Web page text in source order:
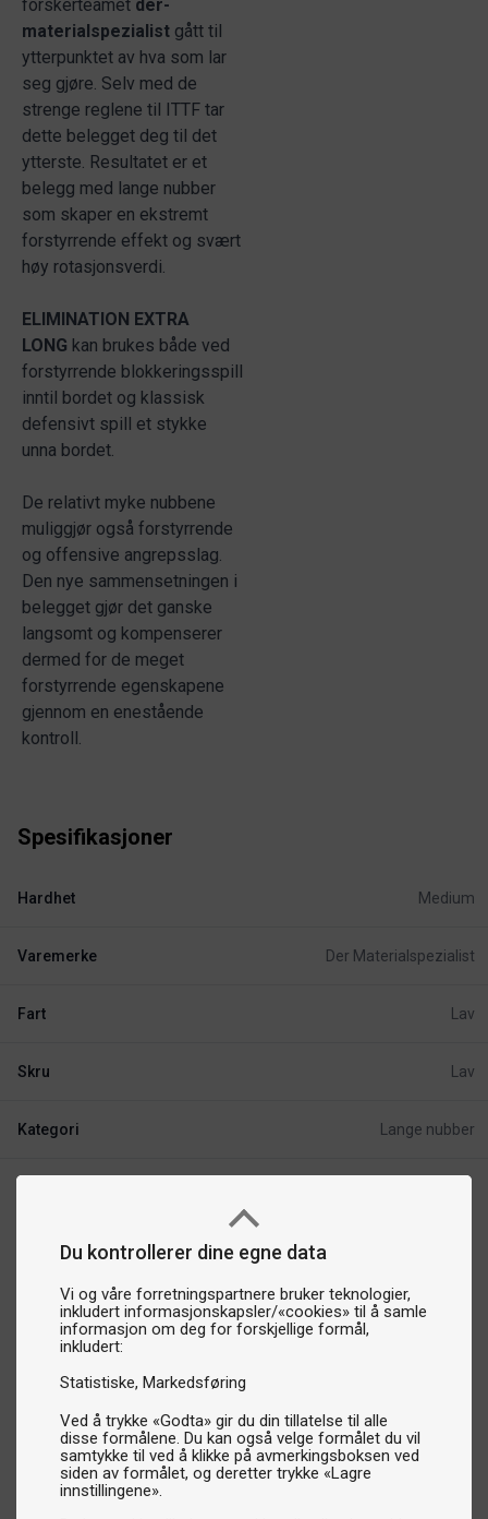
Du kontrollerer dine egne data
Vi og våre forretningspartnere bruker teknologier,
inkludert informasjonskapsler/«cookies» til å samle
informasjon om deg for forskjellige formål,
inkludert:
Statistiske Markedsføring
Ved å trykke «Godta» gir du din tillatelse til alle
disse formålene. Du kan også velge formålet du vil
samtykke til ved å klikke på avmerkingsboksen ved
siden av formålet, og deretter trykke «Lagre
innstillingene».
forskerteamet der-
materialspezialist gått til
ytterpunktet av hva som lar
seg gjøre. Selv med de
strenge reglene til ITTF tar
dette belegget deg til det
ytterste. Resultatet er et
belegg med lange nubber
som skaper en ekstremt
forstyrrende effekt og svært
høy rotasjonsverdi.
ELIMINATION EXTRA
LONG kan brukes både ved
forstyrrende blokkeringsspill
inntil bordet og klassisk
defensivt spill et stykke
unna bordet.
De relativt myke nubbene
muliggjør også forstyrrende
og offensive angrepsslag.
Den nye sammensetningen i
belegget gjør det ganske
langsomt og kompenserer
dermed for de meget
forstyrrende egenskapene
gjennom en enestående
kontroll.
Spesifikasjoner
Hardhet Medium
Varemerke Der Materialspezialist
Fart Lav
Skru Lav
Kategori Lange nubber